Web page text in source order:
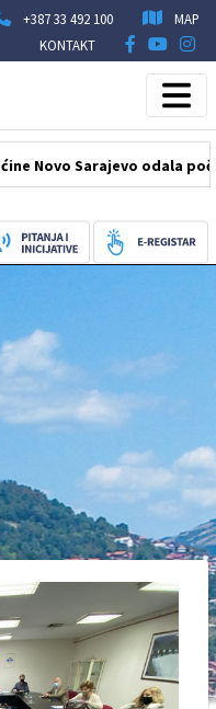
+387 33 492 100
MAP
KONTAKT
Sarajevo odala počast